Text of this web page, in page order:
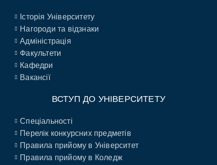
Історія Університету
Нагороди та відзнаки
Адміністрація
Факультети
Кафедри
Вакансії
ВСТУП ДО УНІВЕРСИТЕТУ
Спеціальності
Перелік конкурсних предметів
Правила прийому в Університет
Правила прийому в Коледж